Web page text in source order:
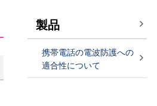
製品
携帯電話の電波防護への
適合性について